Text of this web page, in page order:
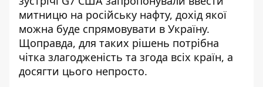
митницю на російську нафту, дохід якої
можна буде спрямовувати в Україну.
Щоправда, для таких рішень потрібна
чітка злагодженість та згода всіх країн, а
досягти цього непросто.